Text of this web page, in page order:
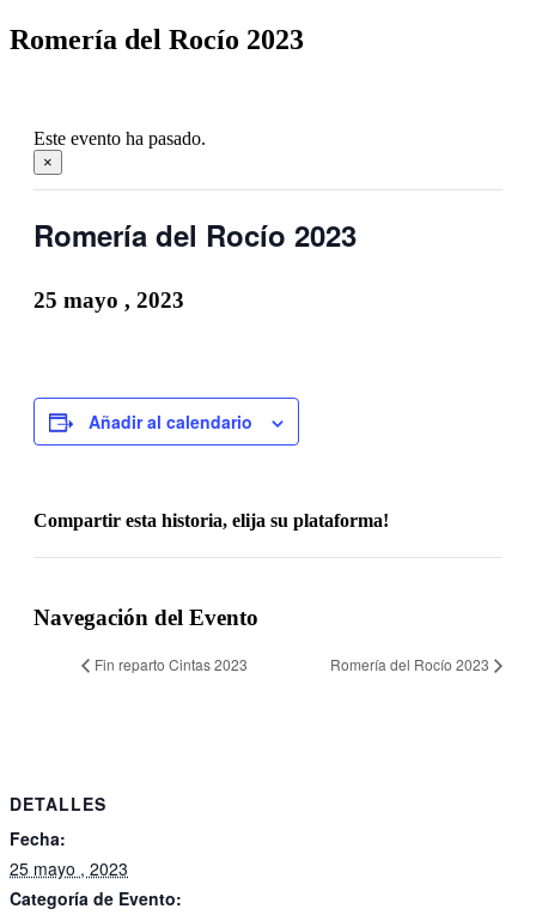
Romería del Rocío 2023
Este evento ha pasado.
×
Romería del Rocío 2023
25 mayo , 2023
Añadir al calendario
Compartir esta historia, elija su plataforma!
Navegación del Evento
Fin reparto Cintas 2023 Romería del Rocío 2023
DETALLES
Fecha:
25 mayo , 2023
Categoría de Evento: